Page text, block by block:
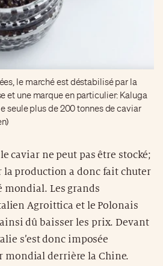
le marché est déstabilisé par la
et une marque en particulier: Kaluga
seule plus de 200 tonnes de caviar
caviar ne peut pas être stocké;
la production a donc fait chuter
mondial. Les grands
Agroittica et le Polonais
dû baisser les prix. Devant
s’est donc imposée
mondial derrière la Chine.